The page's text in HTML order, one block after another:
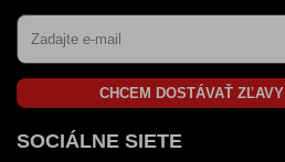
CHCEM DOSTÁVAŤ ZĽAVY
SOCIÁLNE SIETE